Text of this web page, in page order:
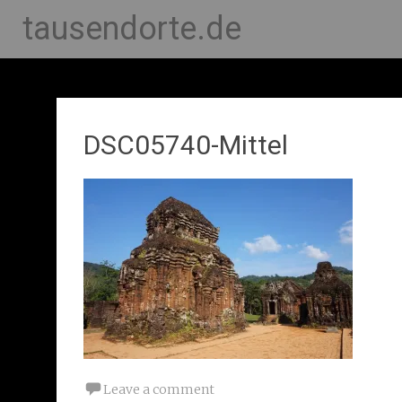
tausendorte.de
DSC05740-Mittel
Leave a comment